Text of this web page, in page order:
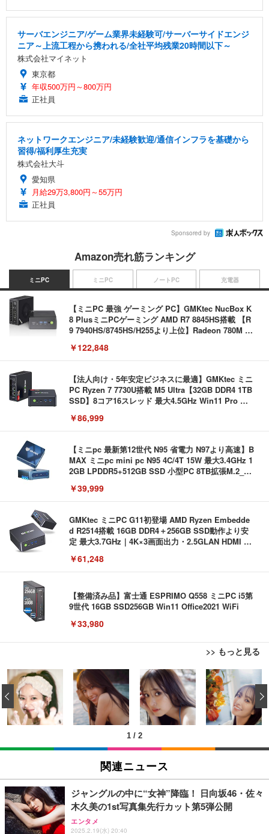
サーバエンジニア/ゲーム業界未経験可/サーバーサイドエンジ
ニア～上流工程から携われる/全社平均残業20時間以下～
株式会社マイネット
東京都
年収500万円～800万円
正社員
ネットワークエンジニア/未経験歓迎/通信インフラを基礎から
習得/福利厚生充実
株式会社大斗
愛知県
月給29万3,800円～55万円
正社員
Sponsored by
Amazon売れ筋ランキング
ミニPC
【ミニPC 最強 ゲーミング PC】GMKtec NucBox K
8 PlusミニPCゲーミング AMD R7 8845HS搭載 【R
9 7940HS/8745HS/H255より上位】Radeon 780M | 1
nk・USB4.0×2 | Win11 Pro 5.1GHz | Win11 Pro | 8
K 4画面対応
￥122,848
【法人向け・5年安定ビジネスに最適】GMKtec ミニ
PC Ryzen 7 7730U搭載 M5 Ultra【32GB DDR4 1TB
SSD】8コア16スレッド 最大4.5GHz Win11 Pro 小
力 HDMI2.0/DP1.4/USB-C M.2 SSD 16TB拡張対応
コンパクト 静音ミニPC ゲーミングPC
￥86,999
【ミニpc 最新第12世代 N95 省電力 N97より高速】B
MAX ミニpc mini pc N95 4C/4T 15W 最大3.4GHz 1
2GB LPDDR5+512GB SSD 小型PC 8TB拡張M.2_N
コン 高速2.4G/5GWi-Fi BT5.0 ギガビットLAN 静音
ミニパソコン B4Plus
￥39,999
GMKtec ミニPC G11初登場 AMD Ryzen Embedde
d R2514搭載 16GB DDR4＋256GB SSD動作より安
定 最大3.7GHz｜4K×3画面出力・2.5GLAN HDMI 2.
習向け 超小型 高性能 (16GB+256GB)
￥61,248
【整備済み品】富士通 ESPRIMO Q558 ミニPC i5第
9世代 16GB SSD256GB Win11 Office2021 WiFi
￥33,980
>> もっと見る
ミニPC
【ミニPC 最強 ゲーミング PC】GMKtec NucBox K
8 PlusミニPCゲーミング AMD R7 8845HS搭載 【R
9 7940HS/8745HS/H255より上位】Radeon 780M | 1
28GB DDR5拡張可能 32GB DDR5+1TB SSD |Oculi
nk・USB4.0×2 | Win11 Pro 5.1GHz | Win11 Pro | 8
K 4画面対応
￥122,848
【法人向け・5年安定ビジネスに最適】GMKtec ミニ
SSD】8コア16スレッド 最大4.5GHz Win11 Pro 小
型PC 2.5G有線LAN Wi-Fi 6E BT5.2 8K3画面同時出
力 HDMI2.0/DP1.4/USB-C M.2 SSD 16TB拡張対応
コンパクト 静音ミニPC ゲーミングPC
【ミニpc 最新第12世代 N95 省電力 N97より高速】B
MAX ミニpc mini pc N95 4C/4T 15W 最大3.4GHz 1
ノートPC
【整備済み品】ノートパソコン 富士通 LIEFBOOK
U9311X/F 13.3型 第11世代 Core i5-1145G7/Window
s11 Pro/MS Office 2021搭載/Webカメラ/Wifi・Blue
tooth・HDMI・Type-C/360度回転対応/有線静音マウ
ス付属/180日保証(タッチスクリーン/メモリ16GB,S
SD256GB)
￥44,948
【整備済み品】中古 ノートパソコン 富士通 A5511/
Office 2021 Pro 付属/Webカメラ/DVD/豊富な接続端
子 (HDMI, VGA, USB 3.0)/ 有線静音マウス付属/ 180
日保証（メモリ 8GB,SSD256GB）
【整備済み品】中古 ノートパソコン 富士通 A5511/
15.6型/ 第11世代 Core i3-1125G4// Win11 Pro/MS
充電器
エレコム 充電器 Type-C USB-C 20W USB PD対応
ケーブル一体型 1.5m PSE認証品 GaN採用 折りたた
み式プラグ しろちゃん 【 iPhone16 15 等対応】 E
C-AC6920WF
￥1,090
モバイルバッテリー 大容量 30000mAh 【22.5W/20
ッテリー 5台同時充電 Type-C出力 スマホ 充電器 LC
D残量表示 LEDライト付き ストラップ付き 持ち運び
携帯充電器 停電対策 アウトドア/旅行/出張/防災/緊
急用 iOS/Android各種他対応 機内持込可 (高級白い)
エレコム 充電器 Type-C USB-C 20W USB PD対応 1
ポート PSE認証品 GaN採用 折りたたみ式プラグ ホ
1 / 2
‹
関連ニュース
ジャングルの中に“女神”降臨！ 日向坂46・佐々
木久美の1st写真集先行カット第5弾公開
エンタメ
2025.2.19(水) 20:40